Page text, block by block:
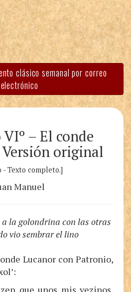
clásico semanal por correo
electrónico
– El conde
original
- Texto completo.]
Manuel
a la golondrina con las otras
vio sembrar el lino
Lucanor con Patronio,
que unos mis vezinos,